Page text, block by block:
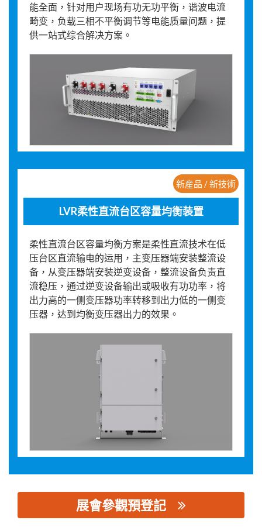
能全面，针对用户现场有功无功平衡，谐波电流
畸变，负载三相不平衡调节等电能质量问题，提
供一站式综合解决方案。
新産品 / 新技術
LVR柔性直流台区容量均衡装置
柔性直流台区容量均衡方案是柔性直流技术在低
压台区直流输电的运用，主变压器端安装整流设
备，从变压器端安装逆变设备，整流设备负责直
流稳压，通过逆变设备输出或吸收有功功率，将
出力高的一侧变压器功率转移到出力低的一侧变
压器，达到均衡变压器出力的效果。
展會參觀預登記